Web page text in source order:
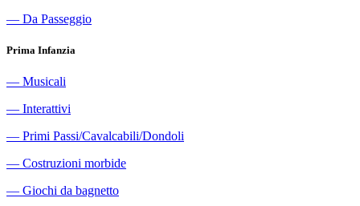
― Da Passeggio
Prima Infanzia
― Musicali
― Interattivi
― Primi Passi/Cavalcabili/Dondoli
― Costruzioni morbide
― Giochi da bagnetto